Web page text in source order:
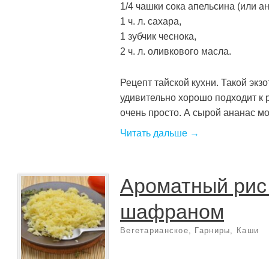
1/4 чашки сока апельсина (или
1 ч. л. сахара,
1 зубчик чеснока,
2 ч. л. оливкового масла.
Рецепт тайской кухни. Такой
удивительно хорошо подходит к
очень просто. А сырой ананас
Читать дальше →
Ароматный
шафраном
Вегетарианское Гарниры Каши